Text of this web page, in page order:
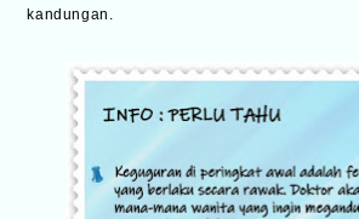
kandungan.